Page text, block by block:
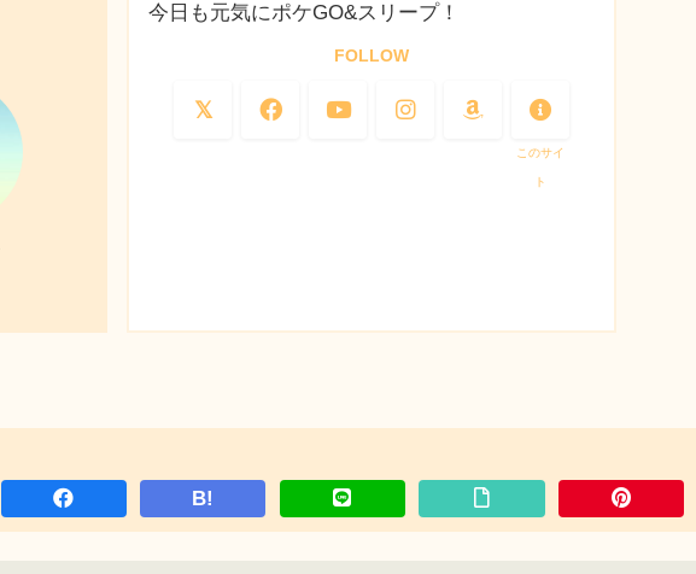
今日も元気にポケGO&スリープ！
FOLLOW
このサイ
ト
B!